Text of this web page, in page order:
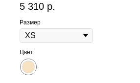
5 310 р.
Размер
Цвет